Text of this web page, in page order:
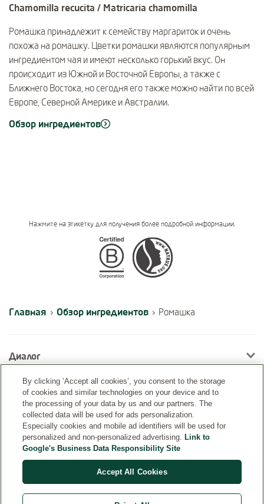
Chamomilla recucita / Matricaria chamomilla
Ромашка принадлежит к семейству маргариток и очень
похожа на ромашку. Цветки ромашки являются популярным
ингредиентом чая и имеют несколько горький вкус. Он
происходит из Южной и Восточной Европы, а также с
Ближнего Востока, но сегодня его также можно найти по всей
Европе, Северной Америке и Австралии.
Обзор ингредиентов
Certifications
Нажмите на этикетку для получения более подробной информации.
Главная › Обзор ингредиентов › Ромашка
Диалог
Информация
By clicking ‘Accept all cookies’, you consent to the storage
of cookies and similar technologies on your device and to
the processing of your data by us and our partners. The
collected data will be used for ads personalization.
Especially cookies and mobile ad identifiers will be used for
personalized and non-personalized advertising. Link to
Google's Business Data Responsibility Site
Accept All Cookies